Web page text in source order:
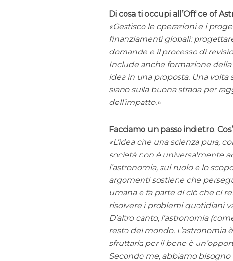
Di cosa ti occupi all’Office of
Gestisco le operazioni e i
finanziamenti globali:
domande e il processo di
Include anche formazione
idea in una proposta. Una volta
siano sulla buona strada per
dell’impatto.
Facciamo un passo indietro.
L’idea che una scienza pura,
società non è universalmente
l’astronomia, sul ruolo e lo
argomenti sostiene che
umana e fa parte di ciò che ci
risolvere i problemi quotidiani
D’altro canto, l’astronomia
resto del mondo. L’astronomia
sfruttarla per il bene è
Secondo me, abbiamo